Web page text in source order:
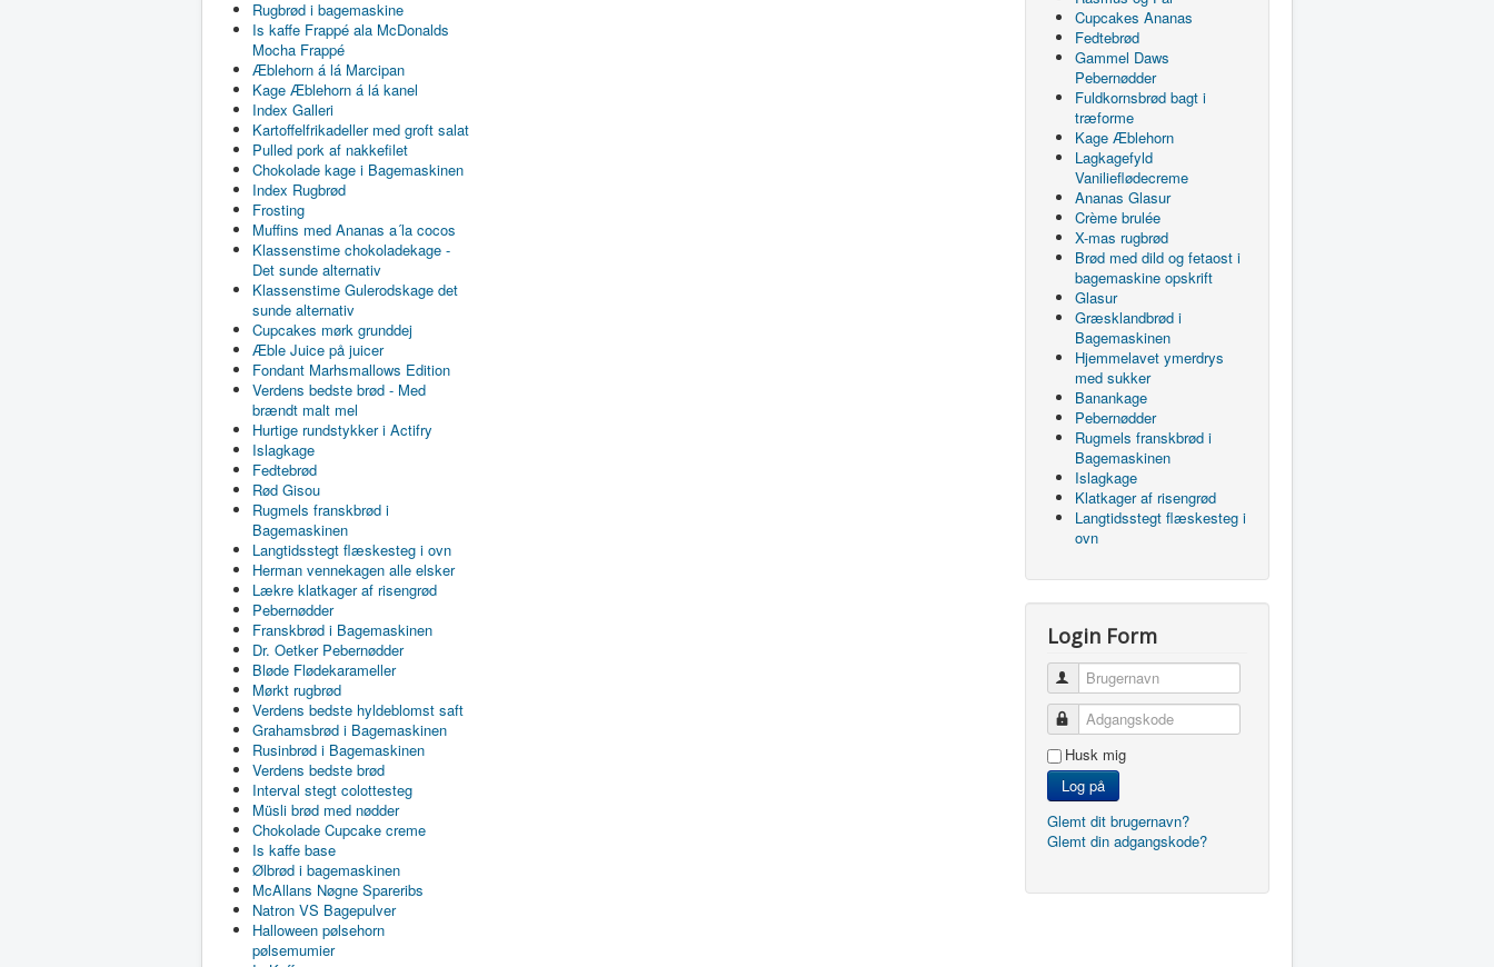
Rugbrød i bagemaskine
Is kaffe Frappé ala McDonalds
Mocha Frappé
Æblehorn á lá Marcipan
Kage Æblehorn á lá kanel
Index Galleri
Kartoffelfrikadeller med groft salat
Pulled pork af nakkefilet
Chokolade kage i Bagemaskinen
Index Rugbrød
Frosting
Muffins med Ananas a´la cocos
Klassenstime chokoladekage -
Det sunde alternativ
Klassenstime Gulerodskage det
sunde alternativ
Cupcakes mørk grunddej
Æble Juice på juicer
Fondant Marhsmallows Edition
Verdens bedste brød - Med
brændt malt mel
Hurtige rundstykker i Actifry
Islagkage
Fedtebrød
Rød Gisou
Rugmels franskbrød i
Bagemaskinen
Langtidsstegt flæskesteg i ovn
Herman vennekagen alle elsker
Lækre klatkager af risengrød
Pebernødder
Franskbrød i Bagemaskinen
Dr. Oetker Pebernødder
Bløde Flødekarameller
Mørkt rugbrød
Verdens bedste hyldeblomst saft
Grahamsbrød i Bagemaskinen
Rusinbrød i Bagemaskinen
Verdens bedste brød
Interval stegt colottesteg
Müsli brød med nødder
Chokolade Cupcake creme
Is kaffe base
Ølbrød i bagemaskinen
McAllans Nøgne Spareribs
Natron VS Bagepulver
Halloween pølsehorn
pølsemumier
Cupcakes Ananas
Fedtebrød
Gammel Daws
Pebernødder
Fuldkornsbrød bagt i
træforme
Kage Æblehorn
Lagkagefyld
Vanilieflødecreme
Ananas Glasur
Crème brulée
X-mas rugbrød
Brød med dild og fetaost i
bagemaskine opskrift
Glasur
Græsklandbrød i
Bagemaskinen
Hjemmelavet ymerdrys
med sukker
Banankage
Pebernødder
Rugmels franskbrød i
Bagemaskinen
Islagkage
Klatkager af risengrød
Langtidsstegt flæskesteg i
ovn
Login Form
Brugernavn
Adgangskode
Husk mig
Log på
Glemt dit brugernavn?
Glemt din adgangskode?